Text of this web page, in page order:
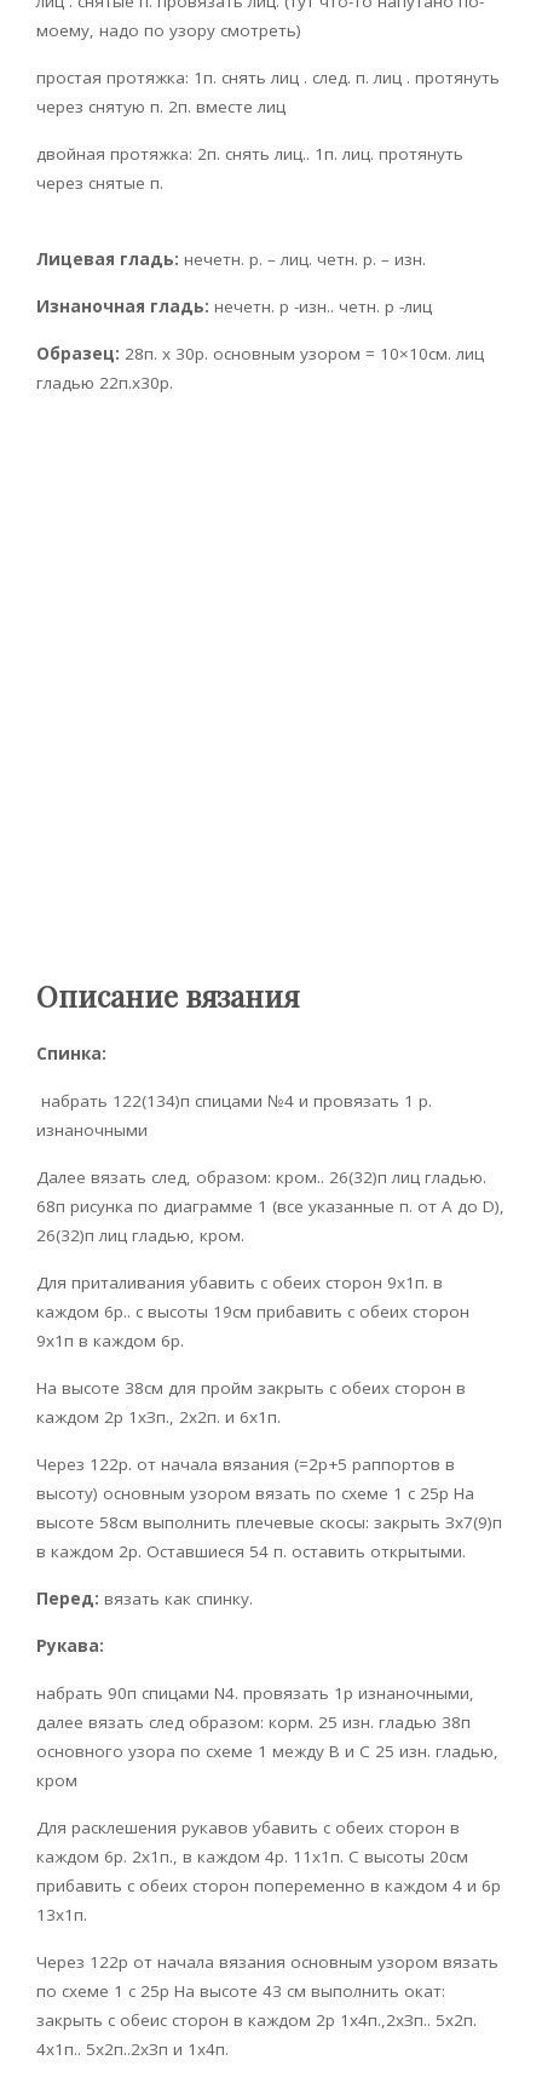
моему, надо по узору смотреть)
простая протяжка: 1п. снять лиц . след. п. лиц . протянуть
через снятую п. 2п. вместе лиц
двойная протяжка: 2п. снять лиц.. 1п. лиц. протянуть
через снятые п.
Лицевая гладь: нечетн. р. – лиц. четн. р. – изн.
Изнаночная гладь: нечетн. р -изн.. четн. р -лиц
Образец: 28п. х 30р. основным узором = 10×10см. лиц
гладью 22п.х30р.
Описание вязания
Спинка:
набрать 122(134)п спицами №4 и провязать 1 р.
изнаночными
Далее вязать след, образом: кром.. 26(32)п лиц гладью.
68п рисунка по диаграмме 1 (все указанные п. от А до D),
26(32)п лиц гладью, кром.
Для приталивания убавить с обеих сторон 9х1п. в
каждом 6р.. с высоты 19см прибавить с обеих сторон
9х1п в каждом 6р.
На высоте 38см для пройм закрыть с обеих сторон в
каждом 2р 1хЗп., 2х2п. и 6х1п.
Через 122р. от начала вязания (=2р+5 раппортов в
высоту) основным узором вязать по схеме 1 с 25р На
высоте 58см выполнить плечевые скосы: закрыть Зх7(9)п
в каждом 2р. Оставшиеся 54 п. оставить открытыми.
Перед: вязать как спинку.
Рукава:
набрать 90п спицами N4. провязать 1р изнаночными,
далее вязать след образом: корм. 25 изн. гладью 38п
основного узора по схеме 1 между B и С 25 изн. гладью,
кром
Для расклешения рукавов убавить с обеих сторон в
каждом 6р. 2х1п., в каждом 4р. 11х1п. С высоты 20см
прибавить с обеих сторон попеременно в каждом 4 и 6р
13х1п.
Через 122р от начала вязания основным узором вязать
по схеме 1 с 25р На высоте 43 см выполнить окат:
закрыть с обеис сторон в каждом 2р 1х4п.,2хЗп.. 5х2п.
4х1п.. 5х2п..2хЗп и 1х4п.